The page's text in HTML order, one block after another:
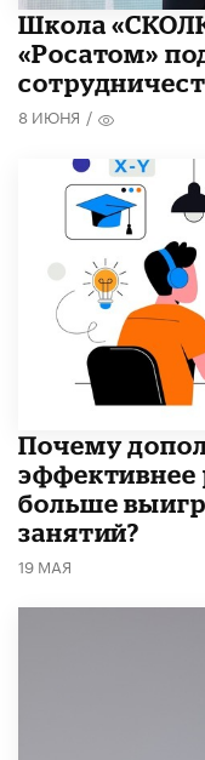
Школа
«Росатом»
8 ИЮНЯ /
​Почему
эффективнее
больше
занятий?
19 МАЯ